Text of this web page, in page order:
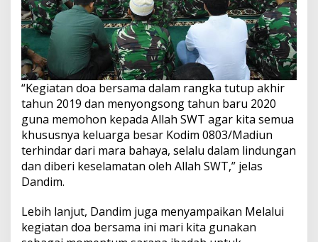
“Kegiatan doa bersama dalam rangka tutup akhir
tahun 2019 dan menyongsong tahun baru 2020
guna memohon kepada Allah SWT agar kita semua
khususnya keluarga besar Kodim 0803/Madiun
terhindar dari mara bahaya, selalu dalam lindungan
dan diberi keselamatan oleh Allah SWT,” jelas
Dandim.
Lebih lanjut, Dandim juga menyampaikan Melalui
kegiatan doa bersama ini mari kita gunakan